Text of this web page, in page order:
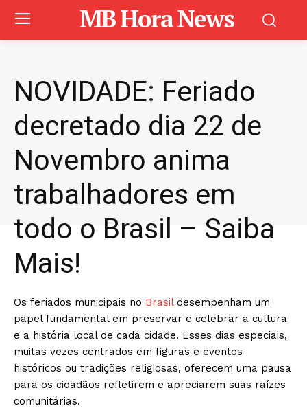
MB Hora News
NOVIDADE: Feriado
decretado dia 22 de
Novembro anima
trabalhadores em
todo o Brasil – Saiba
Mais!
Os feriados municipais no Brasil desempenham um
papel fundamental em preservar e celebrar a cultura
e a história local de cada cidade. Esses dias especiais,
muitas vezes centrados em figuras e eventos
históricos ou tradições religiosas, oferecem uma pausa
para os cidadãos refletirem e apreciarem suas raízes
comunitárias.